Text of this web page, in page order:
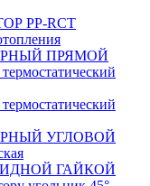
PP-RCT
ПРЯМОЙ
УГЛОВОЙ
ГАЙКОЙ